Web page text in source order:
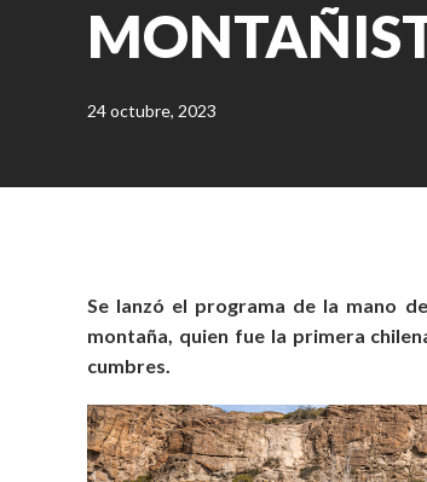
24 octubre, 2023
Se lanzó el programa de la mano
montaña, quien fue la primera
cumbres.